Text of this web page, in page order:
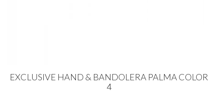
EXCLUSIVE HAND & BANDOLERA PALMA COLOR
4